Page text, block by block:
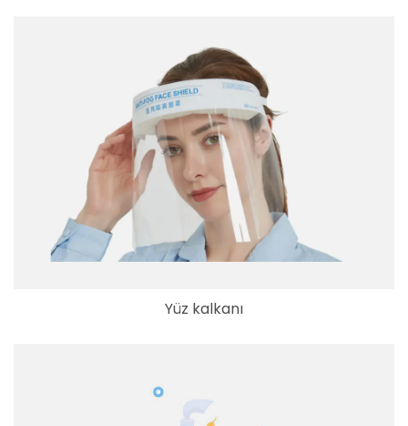
Yüz kalkanı